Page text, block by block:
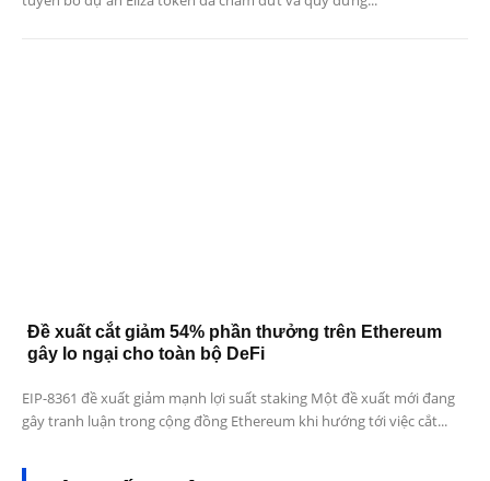
Đề xuất cắt giảm 54% phần thưởng trên Ethereum
gây lo ngại cho toàn bộ DeFi
EIP-8361 đề xuất giảm mạnh lợi suất staking Một đề xuất mới đang
gây tranh luận trong cộng đồng Ethereum khi hướng tới việc cắt...